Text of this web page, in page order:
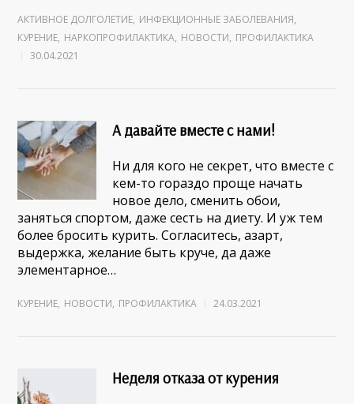
АКТИВНОЕ ДОЛГОЛЕТИЕ, ИНФЕКЦИОННЫЕ ЗАБОЛЕВАНИЯ,
КУРЕНИЕ, НАРКОПРОФИЛАКТИКА, НОВОСТИ, ПРОФИЛАКТИКА
30.04.2021
А давайте вместе с нами!
Ни для кого не секрет, что вместе с
кем-то гораздо проще начать
новое дело, сменить обои,
заняться спортом, даже сесть на диету. И уж тем
более бросить курить. Согласитесь, азарт,
выдержка, желание быть круче, да даже
элементарное…
КУРЕНИЕ, НОВОСТИ, ПРОФИЛАКТИКА 24.03.2021
Неделя отказа от курения